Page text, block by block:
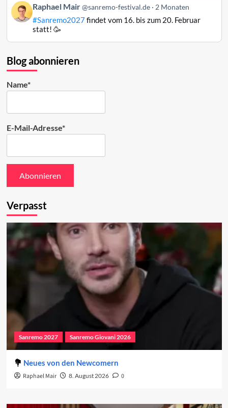
ansehen
Beitrag
von
Raphael
Bluesky
ansehen
Raphael Mair @sanremo-festival.de 2 Monaten
#Sanremo2027findet vom 16. bis zum 20. Februar
statt! 🥳
Blog abonnieren
Name*
E-Mail-Adresse*
Verpasst
Sanremo 2027 Sanremo Giovani 2026
Neues von den Newcomern
Raphael Mair 8. August 2026 0